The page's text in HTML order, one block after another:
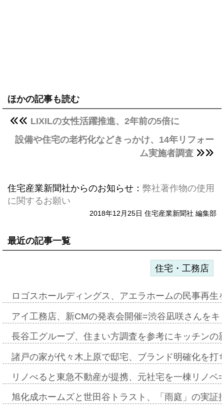
ほかの記事も読む
LIXILの女性活躍推進、2年前の5倍に
設備や住宅の老朽化などきっかけ、14年リフォー
ム実施者調査
住宅産業新聞社からのお知らせ： 弊社著作物の使用
に関するお願い
2018年12月25日 住宅産業新聞社 編集部
最近の記事一覧
住宅・工務店
ロゴスホールディングス、アエラホームの民事再
アイ工務店、新CMの発表会開催=渋谷凪咲さんを
長谷工グループ、住まい方調査を参考にキッチン
諸戸の家が代々木上原で邸宅、ブランド明確化を
リノべると東急不動産が提携、元社宅を一棟リノ
旭化成ホームズと世田谷トラスト、「雨庭」の実